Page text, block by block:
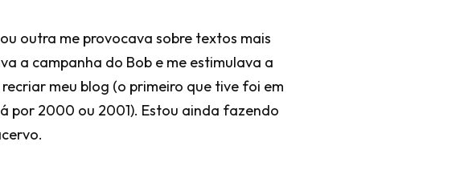
outra me provocava sobre textos mais
a campanha do Bob e me estimulava a
meu blog (o primeiro que tive foi em
por 2000 ou 2001). Estou ainda fazendo